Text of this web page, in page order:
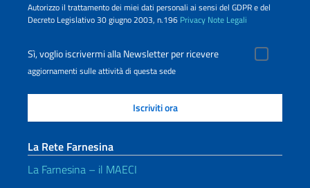
Autorizzo il trattamento dei miei dati personali ai sensi del GDPR e del
Decreto Legislativo 30 giugno 2003, n.196 Privacy Note Legali
Sì, voglio iscrivermi alla Newsletter per ricevere
aggiornamenti sulle attività di questa sede
La Rete Farnesina
La Farnesina – il MAECI